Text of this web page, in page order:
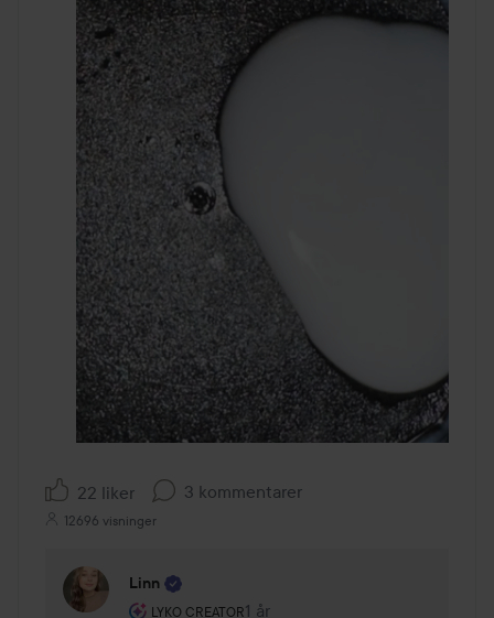
22 liker 3 kommentarer
12696 visninger
Linn
LYKO CREATOR
Brukerens rolle: Lyko Creator.
1 år
Kommentaren lades 1 år